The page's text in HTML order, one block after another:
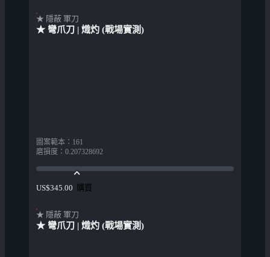
★ 隱蔽 軍刀
★ 彎爪刀 | 熾灼 (戰場實測)
圖案範本 ： 161
磨損度 ： 0.207328692
US$345.00 購買
★ 隱蔽 軍刀
★ 彎爪刀 | 熾灼 (戰場實測)